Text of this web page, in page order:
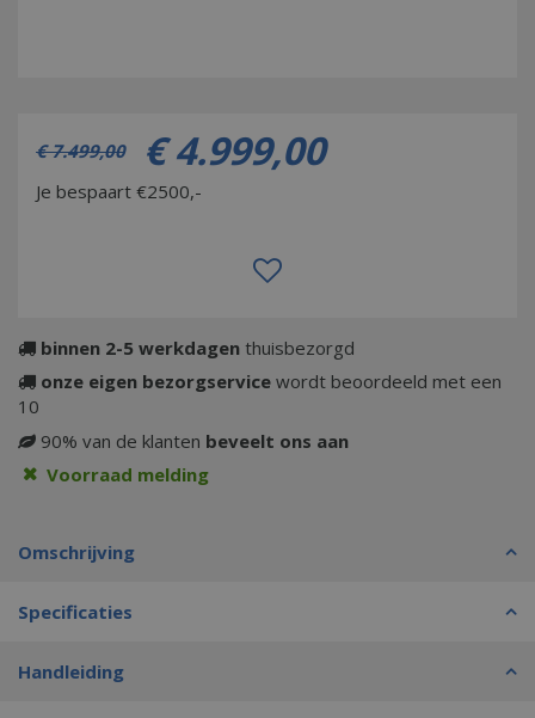
€ 7.499,00 € 4.999,00
Je bespaart €2500,-
binnen 2-5 werkdagen thuisbezorgd
onze eigen bezorgservice wordt beoordeeld met een
10
90% van de klanten beveelt ons aan
Voorraad melding
Omschrijving
Specificaties
Handleiding